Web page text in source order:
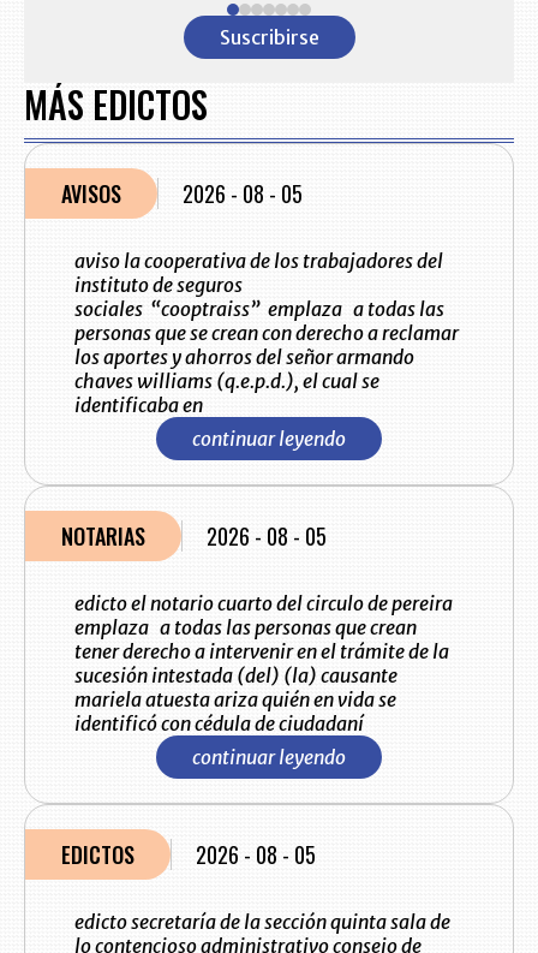
Suscribirse
MÁS EDICTOS
AVISOS 2026 - 08 - 05
aviso la cooperativa de los trabajadores del
instituto de seguros
sociales “cooptraiss” emplaza a todas las
personas que se crean con derecho a reclamar
los aportes y ahorros del señor armando
chaves williams (q.e.p.d.), el cual se
identificaba en
continuar leyendo
NOTARIAS 2026 - 08 - 05
edicto el notario cuarto del circulo de pereira
emplaza a todas las personas que crean
tener derecho a intervenir en el trámite de la
sucesión intestada (del) (la) causante
mariela atuesta ariza quién en vida se
identificó con cédula de ciudadaní
continuar leyendo
EDICTOS 2026 - 08 - 05
edicto secretaría de la sección quinta sala de
lo contencioso administrativo consejo de